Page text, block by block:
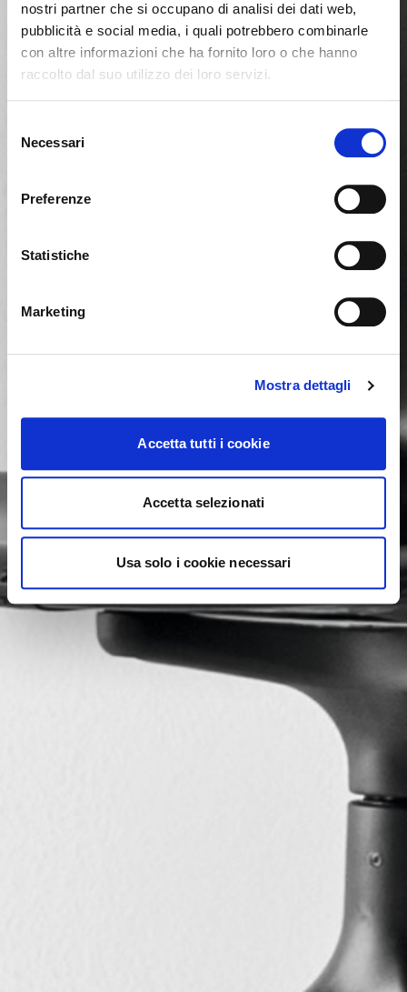
nostri partner che si occupano di analisi dei dati web,
pubblicità e social media, i quali potrebbero combinarle
con altre informazioni che ha fornito loro o che hanno
raccolto dal suo utilizzo dei loro servizi.
delNecessari
Preferenze
Statistiche
Marketing
Mostra dettagli
Accetta tutti i cookie
Accetta selezionati
Usa solo i cookie necessari
Parece que estás navegando Cerrar
para España. ¿Deseas cambiar al sitio en Estados